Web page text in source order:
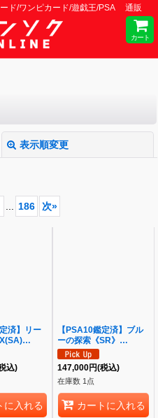
ド/ワンピカード/遊戯王/PSA 通販
カート
表示順変更
... 186 次»
済】リー
069}[その
込)
に入れる
【PSA10鑑定済】ブル
ーの探索《SR》
{196/173}[その他]
147,000円(税込)
在庫数 1点
カートに入れる